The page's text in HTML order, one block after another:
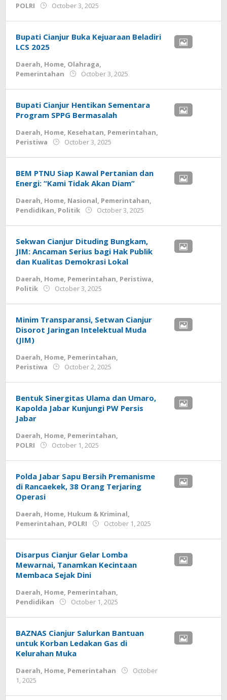
POLRI
October 3, 2025
Bupati Cianjur Buka Kejuaraan Beladiri
LCS 2025
Daerah, Home, Olahraga,
Pemerintahan
October 3, 2025
Bupati Cianjur Hentikan Sementara
Program SPPG Bermasalah
Daerah, Home, Kesehatan, Pemerintahan,
Peristiwa
October 3, 2025
BEM PTNU Siap Kawal Pertanian dan
Energi: “Kami Tidak Akan Diam”
Daerah, Home, Nasional, Pemerintahan,
Pendidikan, Politik October 3, 2025
Sekwan Cianjur Dituding Bungkam,
JIM: Ancaman Serius bagi Hak Publik
dan Kualitas Demokrasi Lokal
Daerah, Home, Pemerintahan, Peristiwa,
Politik
October 3, 2025
Minim Transparansi, Setwan Cianjur
Disorot Jaringan Intelektual Muda
(JIM)
Daerah, Home, Pemerintahan,
Peristiwa
October 2, 2025
Bentuk Sinergitas Ulama dan Umaro,
Kapolda Jabar Kunjungi PW Persis
Jabar
Daerah, Home, Pemerintahan,
POLRI
October 1, 2025
Polda Jabar Sapu Bersih Premanisme
di Rancaekek, 38 Orang Terjaring
Operasi
Daerah, Home, Hukum & Kriminal,
Pemerintahan, POLRI October 1, 2025
Disarpus Cianjur Gelar Lomba
Mewarnai, Tanamkan Kecintaan
Membaca Sejak Dini
Daerah, Home, Pemerintahan,
Pendidikan
October 1, 2025
BAZNAS Cianjur Salurkan Bantuan
untuk Korban Ledakan Gas di
Kelurahan Muka
Daerah, Home, Pemerintahan
October
1, 2025